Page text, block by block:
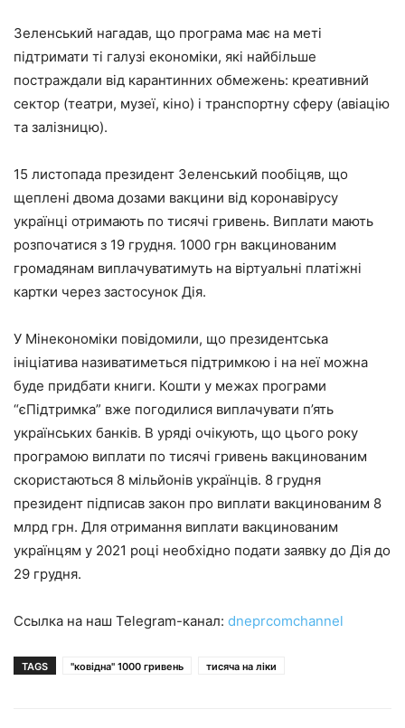
Зеленський нагадав, що програма має на меті
підтримати ті галузі економіки, які найбільше
постраждали від карантинних обмежень: креативний
сектор (театри, музеї, кіно) і транспортну сферу (авіацію
та залізницю).
15 листопада президент Зеленський пообіцяв, що
щеплені двома дозами вакцини від коронавірусу
українці отримають по тисячі гривень. Виплати мають
розпочатися з 19 грудня. 1000 грн вакцинованим
громадянам виплачуватимуть на віртуальні платіжні
картки через застосунок Дія.
У Мінекономіки повідомили, що президентська
ініціатива називатиметься підтримкою і на неї можна
буде придбати книги. Кошти у межах програми
“єПідтримка” вже погодилися виплачувати п’ять
українських банків. В уряді очікують, що цього року
програмою виплати по тисячі гривень вакцинованим
скористаються 8 мільйонів українців. 8 грудня
президент підписав закон про виплати вакцинованим 8
млрд грн. Для отримання виплати вакцинованим
українцям у 2021 році необхідно подати заявку до Дія до
29 грудня.
Ссылка на наш Telegram-канал: dneprcomchannel
TAGS "ковідна" 1000 гривень тисяча на ліки